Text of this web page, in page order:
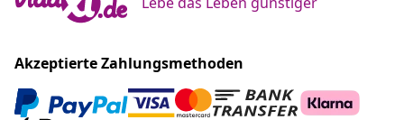
Akzeptierte Zahlungsmethoden